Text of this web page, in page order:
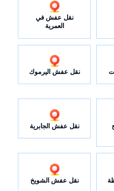
نقل عفش في
العمرية
نقل عفش اليرموك
نقل عفش الجابرية
نقل عفش الشويخ